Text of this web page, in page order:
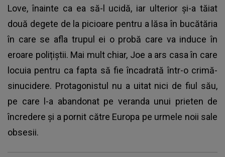
Love, înainte ca ea să-l ucidă, iar ulterior și-a tăiat
două degete de la picioare pentru a lăsa în bucătăria
în care se afla trupul ei o probă care va induce în
eroare polițiștii. Mai mult chiar, Joe a ars casa în care
locuia pentru ca fapta să fie încadrată într-o crimă-
sinucidere. Protagonistul nu a uitat nici de fiul său,
pe care l-a abandonat pe veranda unui prieten de
încredere și a pornit către Europa pe urmele noii sale
obsesii.